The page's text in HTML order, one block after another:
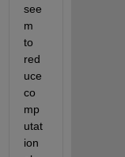
see
m
to
red
uce
co
mp
utat
ion